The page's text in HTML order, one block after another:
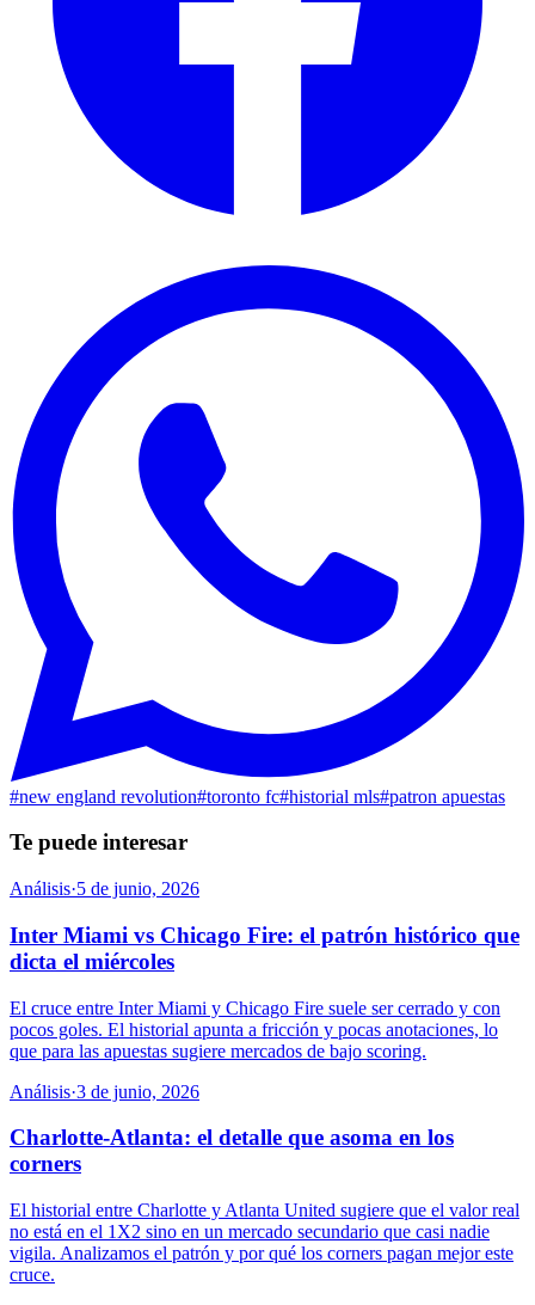
#new england revolution#toronto fc#historial mls#patron apuestas
Te puede interesar
Análisis·5 de junio, 2026
Inter Miami vs Chicago Fire: el patrón histórico que
dicta el miércoles
El cruce entre Inter Miami y Chicago Fire suele ser cerrado y con
pocos goles. El historial apunta a fricción y pocas anotaciones, lo
que para las apuestas sugiere mercados de bajo scoring.
Análisis·3 de junio, 2026
Charlotte-Atlanta: el detalle que asoma en los
corners
El historial entre Charlotte y Atlanta United sugiere que el valor real
no está en el 1X2 sino en un mercado secundario que casi nadie
vigila. Analizamos el patrón y por qué los corners pagan mejor este
cruce.